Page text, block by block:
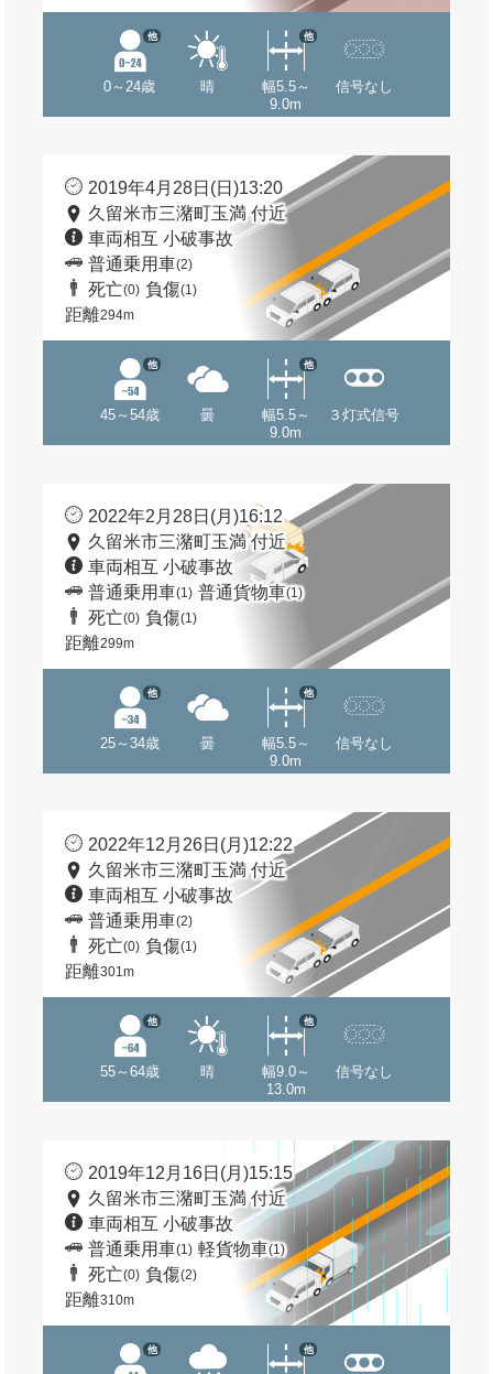
0～24歳
他
晴
幅5.5～
9.0m
他
信号なし
2019年4月28日(日)13:20
久留米市三潴町玉満 付近
車両相互 小破事故
普通乗用車(2)
死亡(0) 負傷(1)
距離294m
45～54歳
他
曇
幅5.5～
9.0m
他
３灯式信号
2022年2月28日(月)16:12
久留米市三潴町玉満 付近
車両相互 小破事故
普通乗用車(1) 普通貨物車(1)
死亡(0) 負傷(1)
距離299m
25～34歳
他
曇
幅5.5～
9.0m
他
信号なし
2022年12月26日(月)12:22
久留米市三潴町玉満 付近
車両相互 小破事故
普通乗用車(2)
死亡(0) 負傷(1)
距離301m
55～64歳
他
晴
幅9.0～
13.0m
他
信号なし
2019年12月16日(月)15:15
久留米市三潴町玉満 付近
車両相互 小破事故
普通乗用車(1) 軽貨物車(1)
死亡(0) 負傷(2)
距離310m
他 他